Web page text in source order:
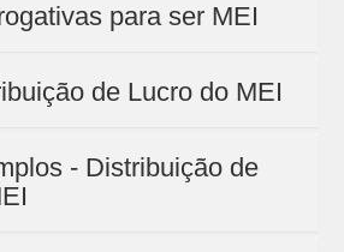
para ser MEI
de Lucro do MEI
- Distribuição de